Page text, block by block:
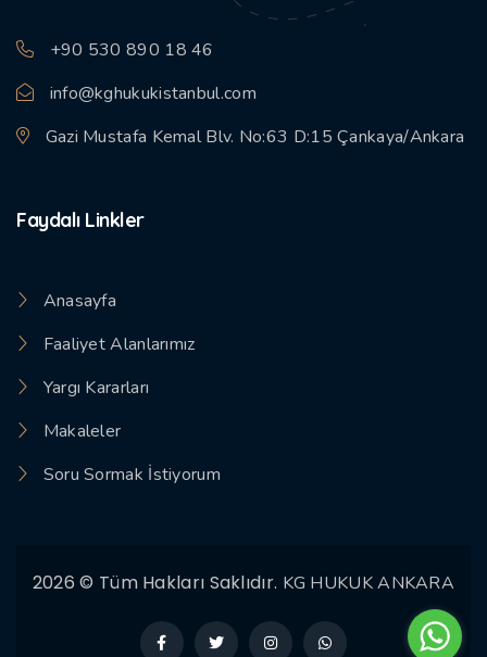
+90 530 890 18 46
info@kghukukistanbul.com
Gazi Mustafa Kemal Blv. No:63 D:15 Çankaya/Ankara
Faydalı Linkler
Anasayfa
Faaliyet Alanlarımız
Yargı Kararları
Makaleler
Soru Sormak İstiyorum
2026 © Tüm Hakları Saklıdır. KG HUKUK ANKARA